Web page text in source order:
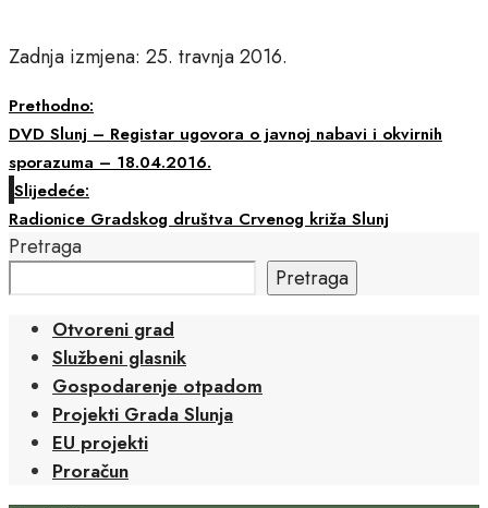
Zadnja izmjena: 25. travnja 2016.
Prethodno:
DVD Slunj – Registar ugovora o javnoj nabavi i okvirnih
sporazuma – 18.04.2016.
Slijedeće:
Radionice Gradskog društva Crvenog križa Slunj
Pretraga
Pretraga
Otvoreni grad
Službeni glasnik
Gospodarenje otpadom
Projekti Grada Slunja
EU projekti
Proračun